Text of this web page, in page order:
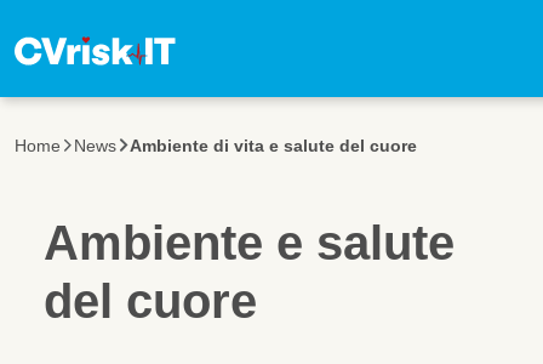
Home News Ambiente di vita e salute del cuore
Ambiente e salute
del cuore